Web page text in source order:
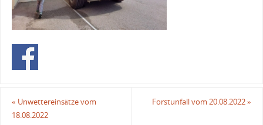
« Unwettereinsätze vom
18.08.2022
Forstunfall vom 20.08.2022»